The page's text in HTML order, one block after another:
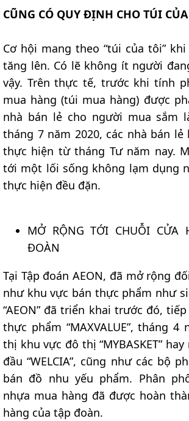
CŨNG CÓ QUY ĐỊNH CHO TÚI
Cơ hội mang theo “túi của tôi”
tăng lên. Có lẽ không ít người
vậy. Trên thực tế, trước khi tính
mua hàng (túi mua hàng) được
nhà bán lẻ cho người mua sắm
tháng 7 năm 2020, các nhà bán
thực hiện từ tháng Tư năm nay.
tới một lối sống không lạm dụng
thực hiện đều đặn.
MỞ RỘNG TỚI CHUỖI CỬA
ĐOÀN
Tại Tập đoán AEON, đã mở rộng
như khu vực bán thực phẩm như
“AEON” đã triển khai trước đó,
thực phẩm “MAXVALUE”, tháng 4
thị khu vực đô thị “MYBASKET”
đầu “WELCIA”, cũng như các bộ
bán đồ nhu yếu phẩm. Phân
nhựa mua hàng đã được hoàn
hàng của tập đoàn.